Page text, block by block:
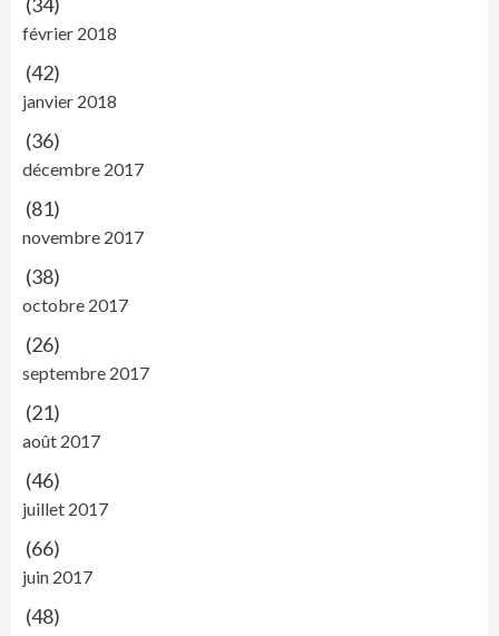
février 2018
(42)
janvier 2018
(36)
décembre 2017
(81)
novembre 2017
(38)
octobre 2017
(26)
septembre 2017
(21)
août 2017
(46)
juillet 2017
(66)
juin 2017
(48)